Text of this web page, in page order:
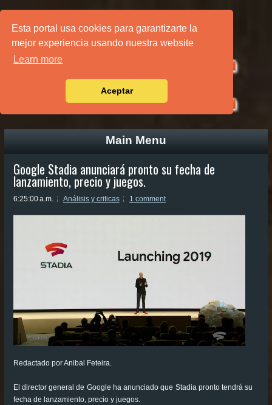
Esta portal usa cookies para garantizarte la
mejor experiencia usando nuestra website
Learn more
Aceptar
PÁGINA PRINCIPAL
Main Menu
Google Stadia anunciará pronto su fecha de
lanzamiento, precio y juegos.
6:25:00 a.m. Análisis y criticas 1 comment
Redactado por Anibal Feteira.
El director general de Google ha anunciado que Stadia pronto tendrá su
fecha de lanzamiento, precio y juegos.